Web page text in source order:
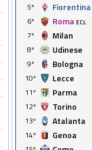
5º
Fiorentina
6º
Roma ECL
7º
Milan
8º
Udinese
9º
Bologna
10º
Lecce
11º
Parma
12º
Torino
13º
Atalanta
14º
Genoa